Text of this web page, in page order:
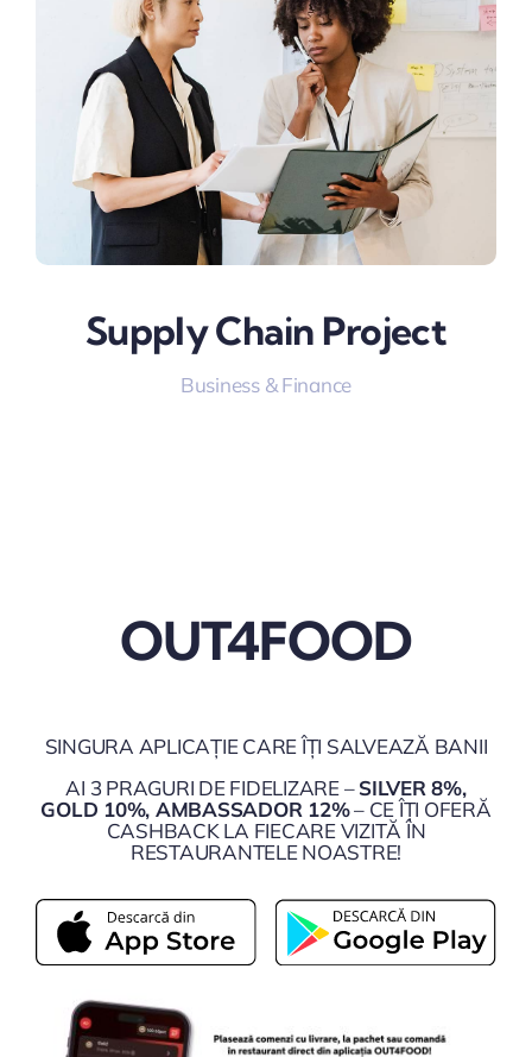
Supply Chain Project
Business & Finance
OUT4FOOD
SINGURA APLICAȚIE CARE ÎȚI SALVEAZĂ BANII
AI 3 PRAGURI DE FIDELIZARE –SILVER 8%,
GOLD 10%, AMBASSADOR 12%– CE ÎȚI OFERĂ
CASHBACK LA FIECARE VIZITĂ ÎN
RESTAURANTELE NOASTRE!